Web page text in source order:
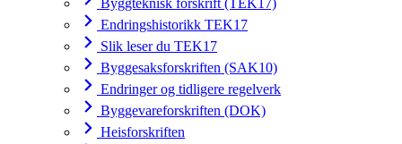
Endringshistorikk TEK17
Slik leser du TEK17
Byggesaksforskriften (SAK10)
Endringer og tidligere regelverk
Byggevareforskriften (DOK)
Heisforskriften